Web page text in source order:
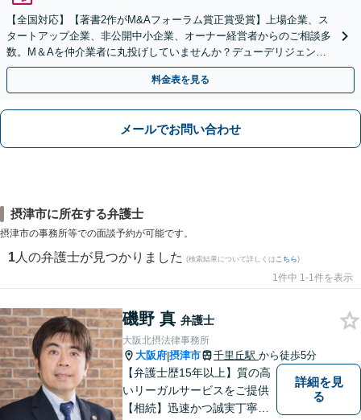
【全国対応】【著書2作がM&Aフォーラム賞正賞受賞】上場企業、ス
タートアップ企業、非公開中小企業、オーナー経営者からのご相談多
数。M＆Aを仲介業者に丸投げしていませんか？デューデリジェンス
や契約書作成・交渉はお任せください【初回無料】
料金表を見る
メールでお問い合わせ
摂津市に所在する弁護士
摂津市の事務所等での面談予約が可能です。
1 人の弁護士が見つかりました (検索結果について詳しくは こちら)
1件中 1-1件を表示
磯野 真 弁護士
大阪北摂法律事務所
大阪府|摂津市 千里丘駅 から徒歩5分
【弁護士歴15年以上】質の高
いリーガルサービスをご提供
【相続】迅速かつ誠実丁寧な
詳細を見
る